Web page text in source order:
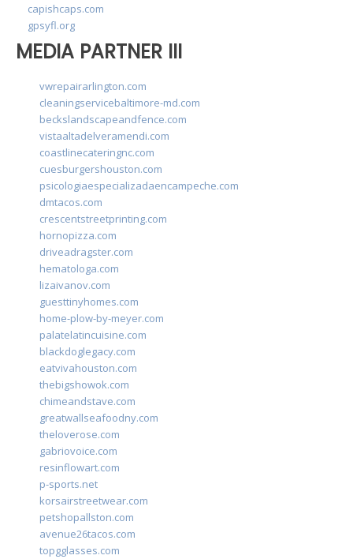
capishcaps.com
gpsyfl.org
MEDIA PARTNER III
vwrepairarlington.com
cleaningservicebaltimore-md.com
beckslandscapeandfence.com
vistaaltadelveramendi.com
coastlinecateringnc.com
cuesburgershouston.com
psicologiaespecializadaencampeche.com
dmtacos.com
crescentstreetprinting.com
hornopizza.com
driveadragster.com
hematologa.com
lizaivanov.com
guesttinyhomes.com
home-plow-by-meyer.com
palatelatincuisine.com
blackdoglegacy.com
eatvivahouston.com
thebigshowok.com
chimeandstave.com
greatwallseafoodny.com
theloverose.com
gabriovoice.com
resinflowart.com
p-sports.net
korsairstreetwear.com
petshopallston.com
avenue26tacos.com
topgglasses.com